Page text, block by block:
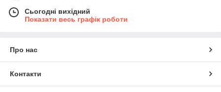
Сьогодні вихідний
Показати весь графік роботи
Про нас
Контакти